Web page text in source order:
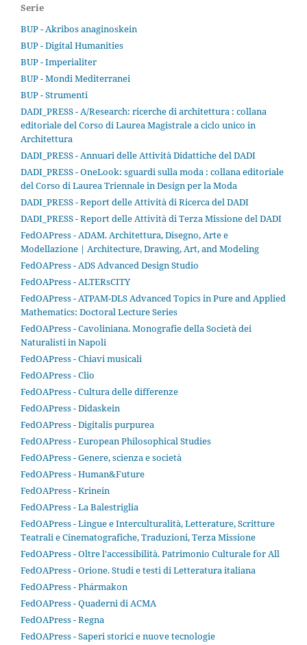
Serie
BUP - Akribos anaginoskein
BUP - Digital Humanities
BUP - Imperialiter
BUP - Mondi Mediterranei
BUP - Strumenti
DADI_PRESS - A/Research: ricerche di architettura : collana
editoriale del Corso di Laurea Magistrale a ciclo unico in
Architettura
DADI_PRESS - Annuari delle Attività Didattiche del DADI
DADI_PRESS - OneLook: sguardi sulla moda : collana editoriale
del Corso di Laurea Triennale in Design per la Moda
DADI_PRESS - Report delle Attività di Ricerca del DADI
DADI_PRESS - Report delle Attività di Terza Missione del DADI
FedOAPress - ADAM. Architettura, Disegno, Arte e
Modellazione | Architecture, Drawing, Art, and Modeling
FedOAPress - ADS Advanced Design Studio
FedOAPress - ALTERsCITY
FedOAPress - ATPAM-DLS Advanced Topics in Pure and Applied
Mathematics: Doctoral Lecture Series
FedOAPress - Cavoliniana. Monografie della Società dei
Naturalisti in Napoli
FedOAPress - Chiavi musicali
FedOAPress - Clio
FedOAPress - Cultura delle differenze
FedOAPress - Didaskein
FedOAPress - Digitalis purpurea
FedOAPress - European Philosophical Studies
FedOAPress - Genere, scienza e società
FedOAPress - Human&Future
FedOAPress - Krinein
FedOAPress - La Balestriglia
FedOAPress - Lingue e Interculturalità, Letterature, Scritture
Teatrali e Cinematografiche, Traduzioni, Terza Missione
FedOAPress - Oltre l'accessibilità. Patrimonio Culturale for All
FedOAPress - Orione. Studi e testi di Letteratura italiana
FedOAPress - Phármakon
FedOAPress - Quaderni di ACMA
FedOAPress - Regna
FedOAPress - Saperi storici e nuove tecnologie